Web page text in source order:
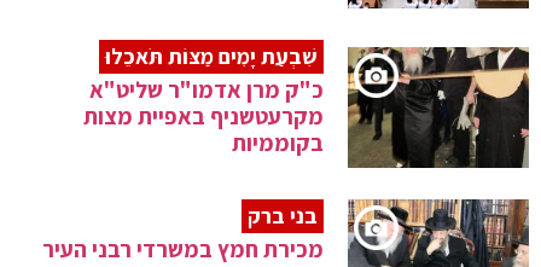
שִׁבְעַת יָמִים מַצּוֹת תֹּאכֵלוּ
כ"ק מרן אדמו"ר שליט"א
מקרעטשניף באפיית מצות
בקוממיות
בני ברק
מכירת חמץ במשרדי רבני העיר